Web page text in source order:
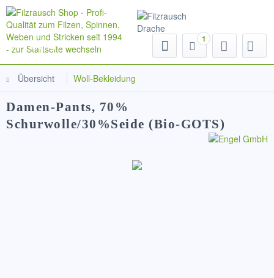
Menü 1
Übersicht Woll-Bekleidung
Damen-Pants, 70%
Schurwolle/30%Seide (Bio-GOTS)